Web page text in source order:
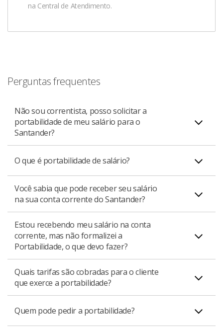
na Central de Atendimento.
Perguntas frequentes
Não sou correntista, posso solicitar a
portabilidade de meu salário para o
Santander?
Para solicitar a portabilidade de salário, é necessário
Abra agora, é 100% online, clique aqui.
O que é portabilidade de salário?
A portabilidade de salário é a possibilidade de receber
os seus salários, proventos ou similares no banco de
sua escolha, sem custos adicionais para isso. Essa
escolha independe do banco escolhido pelo
empregador/entidade pagadora para realização do
pagamento da folha.
Você sabia que pode receber seu salário
na sua conta corrente do Santander?
Para receber o seu salário direto na conta corrente
Santander basta que você solicite ao gerente, ele
seguirá com a formalização da Portabilidade.
Estou recebendo meu salário na conta
corrente, mas não formalizei a
Portabilidade, o que devo fazer?
Caso você não tenha formalizado sua Portabilidade, ao
utilizar o caixa eletrônico ou App Santander você será
notificado para concluir a formalização da transferência
da conta salário para conta corrente.
Quais tarifas são cobradas para o cliente
que exerce a portabilidade?
Não há cobrança de tarifas na portabilidade de salário.
Quem pode pedir a portabilidade?